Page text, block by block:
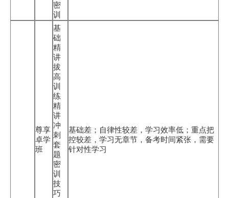
密
训
尊享
卓学
班
基
础
精
讲
拔
高
训
练
精
讲
冲
刺
套
题
密
训
技
巧
基础差；自律性较差，学习效率低；重点把
控较差，学习无章节，备考时间紧张，需要
针对性学习